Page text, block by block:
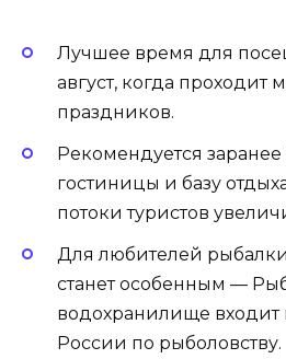
Лучшее время для
август, когда проходит
праздников.
Рекомендуется
гостиницы и базу
потоки туристов
Для любителей
станет особенным —
водохранилище входит
России по рыболовству.